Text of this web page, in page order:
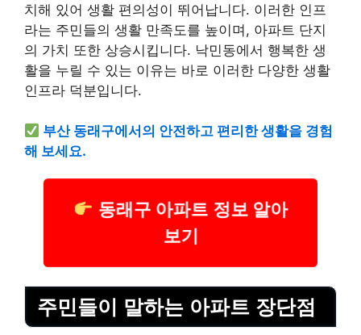
치해 있어 생활 편의성이 뛰어납니다. 이러한 인프
라는 주민들의 생활 만족도를 높이며, 아파트 단지
의 가치 또한 상승시킵니다. 낙민동에서 행복한 생
활을 누릴 수 있는 이유는 바로 이러한 다양한 생활
인프라 덕분입니다.
부산 동래구에서의 안전하고 편리한 생활을 경험
해 보세요.
동래구 아파트 정보 알아
보기
주민들이 말하는 아파트 장단점